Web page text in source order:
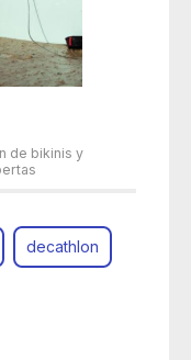
de bikinis y
decathlon